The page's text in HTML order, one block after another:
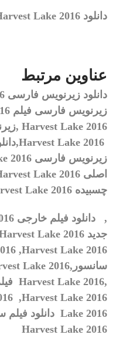
دانلود Harvest Lake 2016
عناوین مرتبط
دانلود زیرنویس فارسی
زیرنویس فارسی فیلم
Harvest Lake 2016 ,
Harvest Lake 2016,
زیرنویس فارسی 2016,
اصلی Lake 2016,
چسبیده Lake 2016
, دانلود فیلم خارجی
جدید Lake 2016
,Harvest Lake 2016
سانسور,Lake 2016
,
Harvest Lake 2016
,Harvest Lake 2016
Lake 2016 دانلود
Harvest Lake 2016